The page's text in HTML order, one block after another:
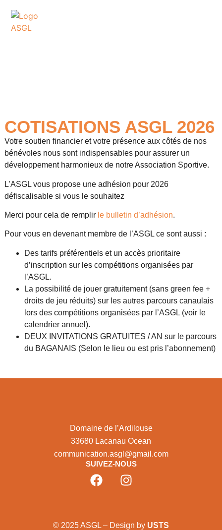
COTISATIONS ASGL 2026
Votre soutien financier et votre présence aux côtés de nos
bénévoles nous sont indispensables pour assurer un
développement harmonieux de notre Association Sportive.
L’ASGL vous propose une adhésion pour 2026
défiscalisable si vous le souhaitez
Merci pour cela de remplir le bulletin d’adhésion.
Pour vous en devenant membre de l’ASGL ce sont aussi :
Des tarifs préférentiels et un accès prioritaire
d’inscription sur les compétitions organisées par
l’ASGL.
La possibilité de jouer gratuitement (sans green fee +
droits de jeu réduits) sur les autres parcours canaulais
lors des compétitions organisées par l’ASGL (voir le
calendrier annuel).
DEUX INVITATIONS GRATUITES / AN sur le parcours
du BAGANAIS (Selon le lieu ou est pris l’abonnement)
Domaine de l’Ardilouse
33680 Lacanau Ocean
communication.asgl@gmail.com
SUIVEZ-NOUS
© 2025 ASGL – Design by USTS